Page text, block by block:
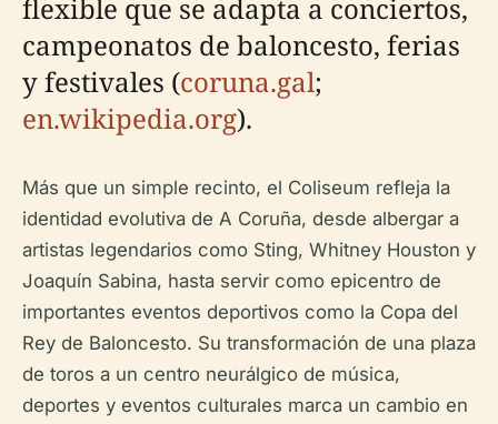
flexible que se adapta a conciertos,
campeonatos de baloncesto, ferias
y festivales (coruna.gal;
en.wikipedia.org).
Más que un simple recinto, el Coliseum refleja la
identidad evolutiva de A Coruña, desde albergar a
artistas legendarios como Sting, Whitney Houston y
Joaquín Sabina, hasta servir como epicentro de
importantes eventos deportivos como la Copa del
Rey de Baloncesto. Su transformación de una plaza
de toros a un centro neurálgico de música,
deportes y eventos culturales marca un cambio en